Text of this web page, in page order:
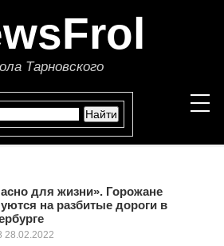
Тарновского
СТАТЬИ
для жизни». Горожане
на разбитые дороги в
28.02.2022